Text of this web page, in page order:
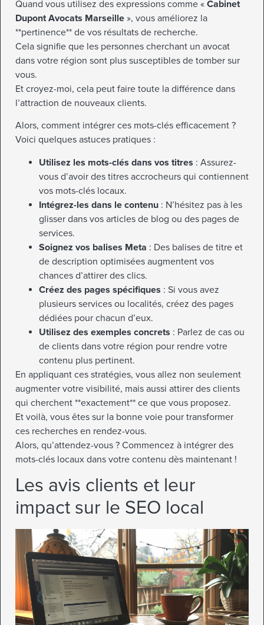
Quand vous utilisez des expressions comme « Cabinet
Dupont Avocats Marseille », vous améliorez la
**pertinence** de vos résultats de recherche.
Cela signifie que les personnes cherchant un avocat
dans votre région sont plus susceptibles de tomber sur
vous.
Et croyez-moi, cela peut faire toute la différence dans
l’attraction de nouveaux clients.
Alors, comment intégrer ces mots-clés efficacement ?
Voici quelques astuces pratiques :
Utilisez les mots-clés dans vos titres : Assurez-
vous d’avoir des titres accrocheurs qui contiennent
vos mots-clés locaux.
Intégrez-les dans le contenu : N’hésitez pas à les
glisser dans vos articles de blog ou des pages de
services.
Soignez vos balises Meta : Des balises de titre et
de description optimisées augmentent vos
chances d’attirer des clics.
Créez des pages spécifiques : Si vous avez
plusieurs services ou localités, créez des pages
dédiées pour chacun d’eux.
Utilisez des exemples concrets : Parlez de cas ou
de clients dans votre région pour rendre votre
contenu plus pertinent.
En appliquant ces stratégies, vous allez non seulement
augmenter votre visibilité, mais aussi attirer des clients
qui cherchent **exactement** ce que vous proposez.
Et voilà, vous êtes sur la bonne voie pour transformer
ces recherches en rendez-vous.
Alors, qu’attendez-vous ? Commencez à intégrer des
mots-clés locaux dans votre contenu dès maintenant !
Les avis clients et leur
impact sur le SEO local